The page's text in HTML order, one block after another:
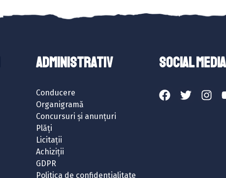
ADMINISTRATIV
Conducere
Organigramă
Concursuri și anunțuri
Plăți
Licitații
Achiziții
GDPR
Politica de confidențialitate
SOCIAL MEDIA